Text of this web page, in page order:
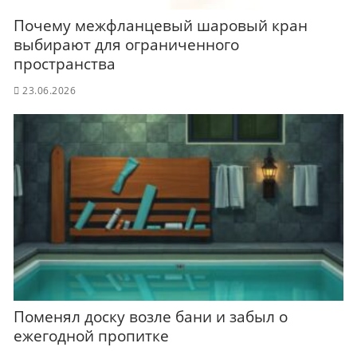
Почему межфланцевый шаровый кран
выбирают для ограниченного
пространства
23.06.2026
Поменял доску возле бани и забыл о
ежегодной пропитке